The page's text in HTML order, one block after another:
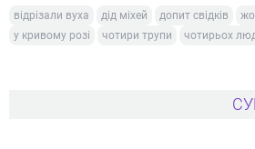
відрізали вуха дід міхей допит свідків
у кривому розі
чотири трупи чотирьох